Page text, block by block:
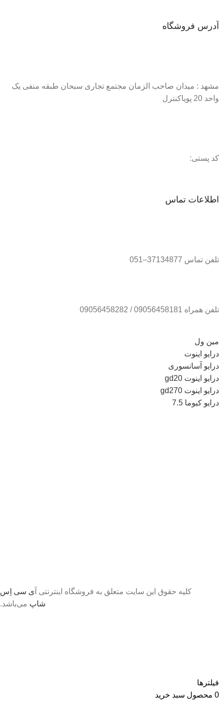
آدرس فروشگاه
مشهد : میدان صاحب الزمان مجتمع تجاری سبحان طبقه منفی یک
واحد 20 پویاکنترل
کد پستی:
اطلاعات تماس
تلفن تماس 37134877–051
تلفن همراه 09056458181 / 09056458282
مین ول
درایو اینوت
درایو آسانسوری
درایو اینوت gd20
درایو اینوت gd270
درایو کیوما 7.5
کلیه حقوق این سایت متعلق به فروشگاه اینترنتی آ ی سی اِس
شاپ می‌باشد.
فیلترها
0 محصول سبد خرید